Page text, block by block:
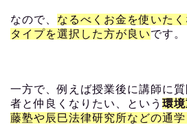
なので、 なるべくお金を使いた
タイプを選択した方が良いです。
一方で、例えば授業後に講師に
者と仲良くなりたい、という 環
藤塾や辰巳法律研究所などの通